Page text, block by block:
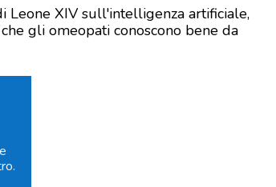
Leone XIV sull'intelligenza artificiale,
gli omeopati conoscono bene da